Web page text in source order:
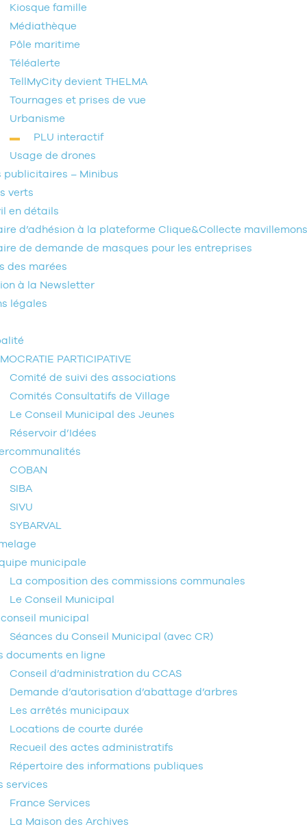
Kiosque famille
Médiathèque
Pôle maritime
Téléalerte
TellMyCity devient THELMA
Tournages et prises de vue
Urbanisme
PLU interactif
Usage de drones
publicitaires – Minibus
verts
en détails
d’adhésion à la plateforme Clique&Collecte
de demande de masques pour les entreprises
des marées
à la Newsletter
légales
PARTICIPATIVE
Comité de suivi des associations
Comités Consultatifs de Village
Le Conseil Municipal des Jeunes
Réservoir d’Idées
COBAN
SIBA
SIVU
SYBARVAL
municipale
La composition des commissions communales
Le Conseil Municipal
municipal
Séances du Conseil Municipal (avec CR)
documents en ligne
Conseil d’administration du CCAS
Demande d’autorisation d’abattage d’arbres
Les arrêtés municipaux
Locations de courte durée
Recueil des actes administratifs
Répertoire des informations publiques
services
France Services
La Maison des Archives